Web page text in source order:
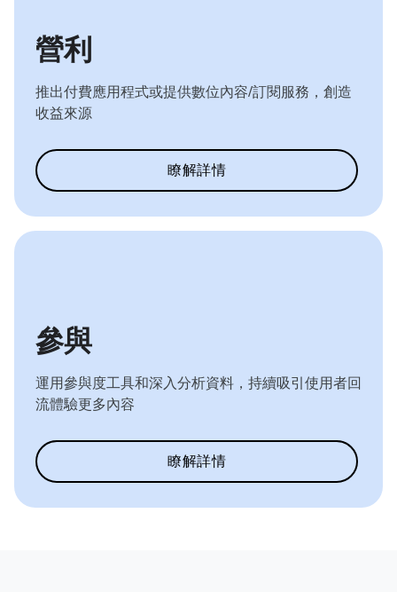
營利
推出付費應用程式或提供數位內容/訂閱服務，創造
收益來源
瞭解詳情
參與
運用參與度工具和深入分析資料，持續吸引使用者回
流體驗更多內容
瞭解詳情